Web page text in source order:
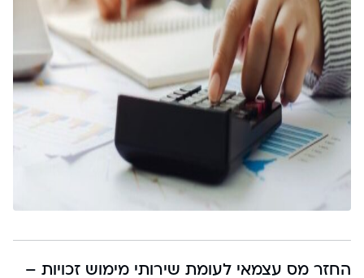
החזר מס עצמאי לעומת שירותי מימוש זכויות –